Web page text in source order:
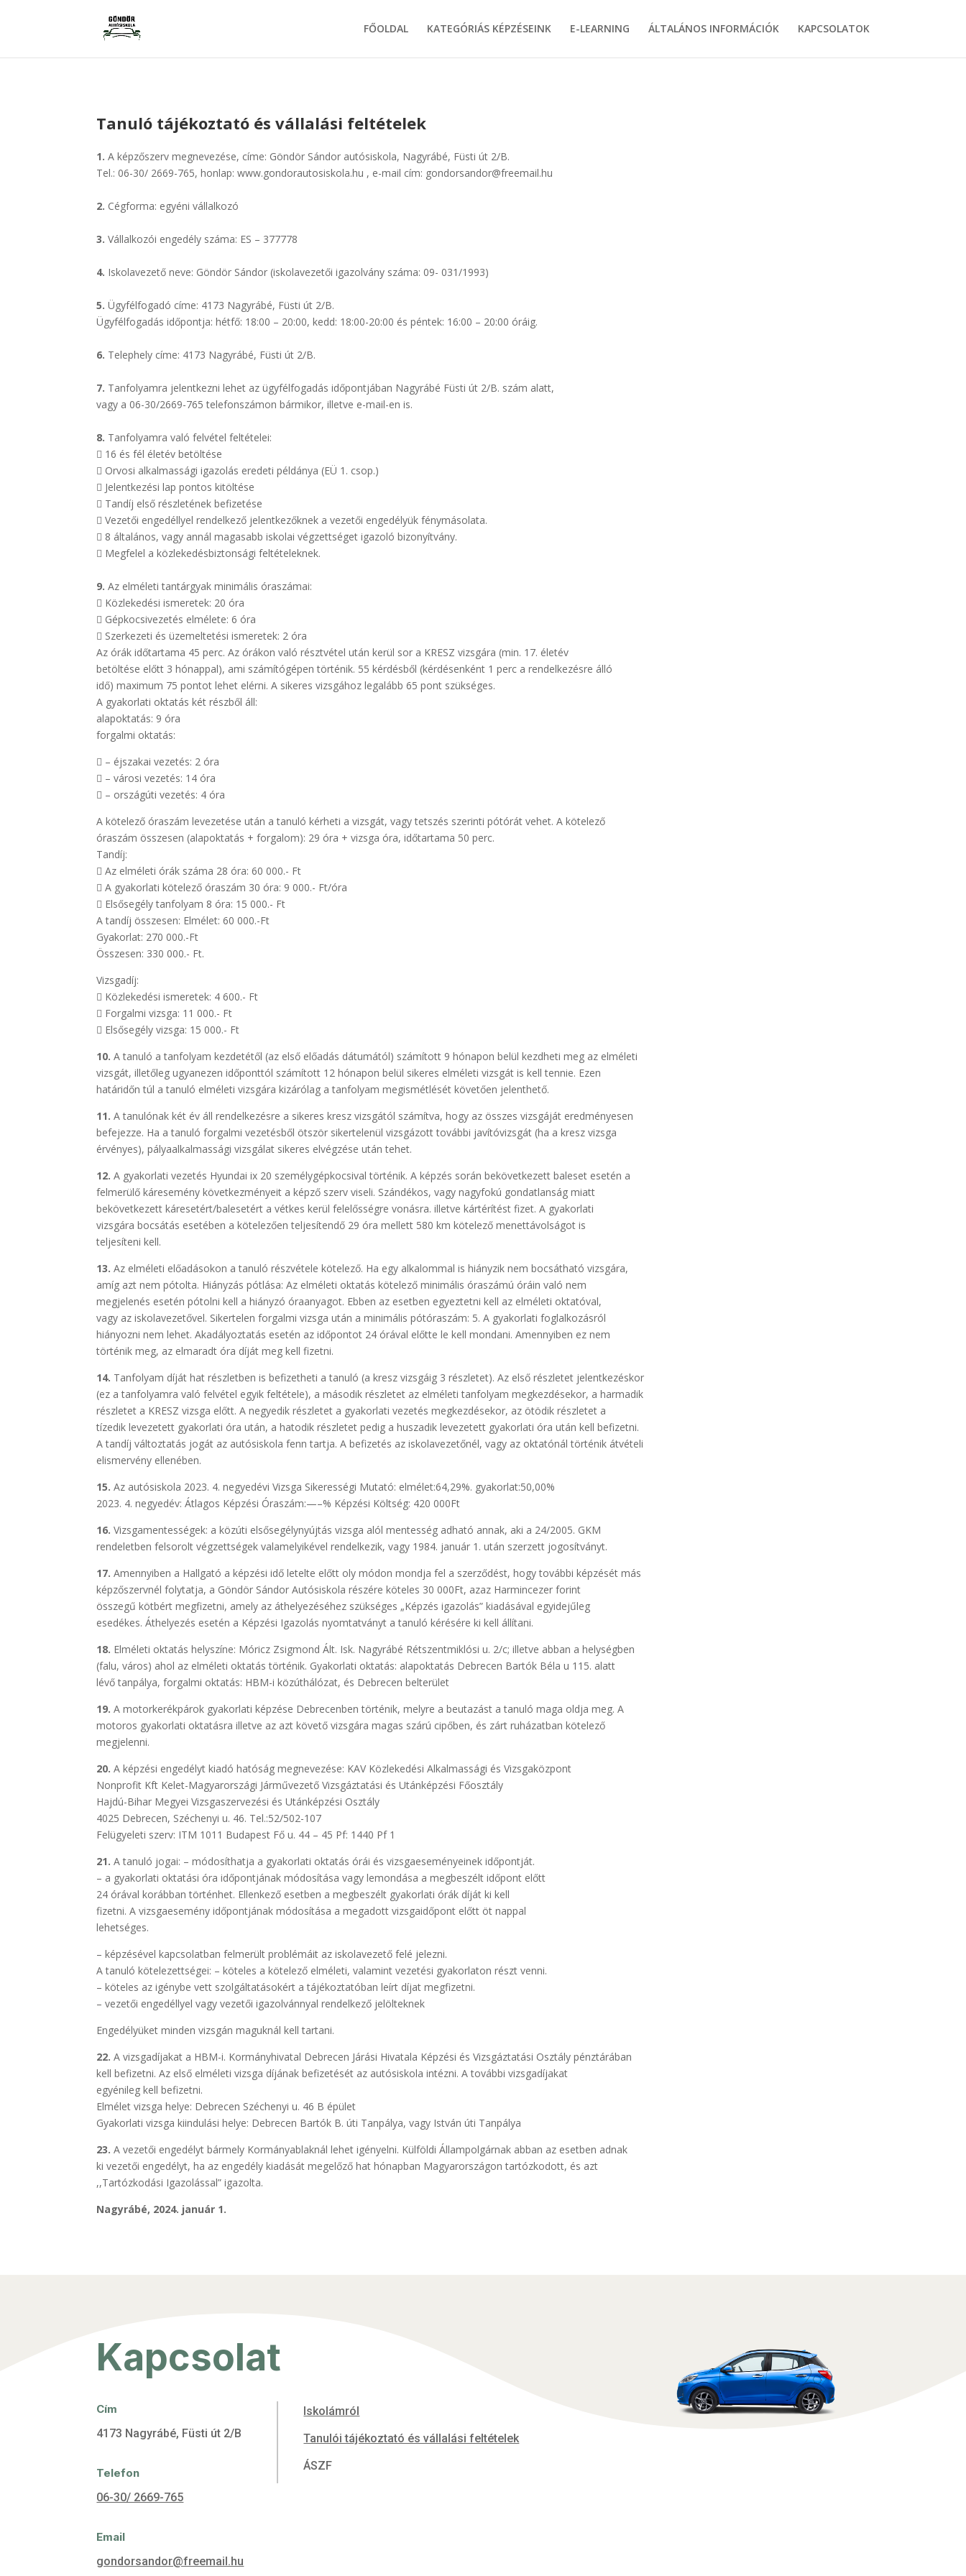
FŐOLDAL KATEGÓRIÁS KÉPZÉSEINK E-LEARNING ÁLTALÁNOS INFORMÁCIÓK KAPCSOLATOK
Tanuló tájékoztató és vállalási feltételek
1. A képzőszerv megnevezése, címe: Göndör Sándor autósiskola, Nagyrábé, Füsti út 2/B.
Tel.: 06-30/ 2669-765, honlap: www.gondorautosiskola.hu , e-mail cím: gondorsandor@freemail.hu
2. Cégforma: egyéni vállalkozó
3. Vállalkozói engedély száma: ES – 377778
4. Iskolavezető neve: Göndör Sándor (iskolavezetői igazolvány száma: 09- 031/1993)
5. Ügyfélfogadó címe: 4173 Nagyrábé, Füsti út 2/B.
Ügyfélfogadás időpontja: hétfő: 18:00 – 20:00, kedd: 18:00-20:00 és péntek: 16:00 – 20:00 óráig.
6. Telephely címe: 4173 Nagyrábé, Füsti út 2/B.
7. Tanfolyamra jelentkezni lehet az ügyfélfogadás időpontjában Nagyrábé Füsti út 2/B. szám alatt,
vagy a 06-30/2669-765 telefonszámon bármikor, illetve e-mail-en is.
8. Tanfolyamra való felvétel feltételei:
 16 és fél életév betöltése
 Orvosi alkalmassági igazolás eredeti példánya (EÜ 1. csop.)
 Jelentkezési lap pontos kitöltése
 Tandíj első részletének befizetése
 Vezetői engedéllyel rendelkező jelentkezőknek a vezetői engedélyük fénymásolata.
 8 általános, vagy annál magasabb iskolai végzettséget igazoló bizonyítvány.
 Megfelel a közlekedésbiztonsági feltételeknek.
9. Az elméleti tantárgyak minimális óraszámai:
 Közlekedési ismeretek: 20 óra
 Gépkocsivezetés elmélete: 6 óra
 Szerkezeti és üzemeltetési ismeretek: 2 óra
Az órák időtartama 45 perc. Az órákon való résztvétel után kerül sor a KRESZ vizsgára (min. 17. életév
betöltése előtt 3 hónappal), ami számítógépen történik. 55 kérdésből (kérdésenként 1 perc a rendelkezésre álló
idő) maximum 75 pontot lehet elérni. A sikeres vizsgához legalább 65 pont szükséges.
A gyakorlati oktatás két részből áll:
alapoktatás: 9 óra
forgalmi oktatás:
 – éjszakai vezetés: 2 óra
 – városi vezetés: 14 óra
 – országúti vezetés: 4 óra
A kötelező óraszám levezetése után a tanuló kérheti a vizsgát, vagy tetszés szerinti pótórát vehet. A kötelező
óraszám összesen (alapoktatás + forgalom): 29 óra + vizsga óra, időtartama 50 perc.
Tandíj:
 Az elméleti órák száma 28 óra: 60 000.- Ft
 A gyakorlati kötelező óraszám 30 óra: 9 000.- Ft/óra
 Elsősegély tanfolyam 8 óra: 15 000.- Ft
A tandíj összesen: Elmélet: 60 000.-Ft
Gyakorlat: 270 000.-Ft
Összesen: 330 000.- Ft.
Vizsgadíj:
 Közlekedési ismeretek: 4 600.- Ft
 Forgalmi vizsga: 11 000.- Ft
 Elsősegély vizsga: 15 000.- Ft
10. A tanuló a tanfolyam kezdetétől (az első előadás dátumától) számított 9 hónapon belül kezdheti meg az elméleti
vizsgát, illetőleg ugyanezen időponttól számított 12 hónapon belül sikeres elméleti vizsgát is kell tennie. Ezen
határidőn túl a tanuló elméleti vizsgára kizárólag a tanfolyam megismétlését követően jelenthető.
11. A tanulónak két év áll rendelkezésre a sikeres kresz vizsgától számítva, hogy az összes vizsgáját eredményesen
befejezze. Ha a tanuló forgalmi vezetésből ötször sikertelenül vizsgázott további javítóvizsgát (ha a kresz vizsga
érvényes), pályaalkalmassági vizsgálat sikeres elvégzése után tehet.
12. A gyakorlati vezetés Hyundai ix 20 személygépkocsival történik. A képzés során bekövetkezett baleset esetén a
felmerülő káresemény következményeit a képző szerv viseli. Szándékos, vagy nagyfokú gondatlanság miatt
bekövetkezett káresetért/balesetért a vétkes kerül felelősségre vonásra. illetve kártérítést fizet. A gyakorlati
vizsgára bocsátás esetében a kötelezően teljesítendő 29 óra mellett 580 km kötelező menettávolságot is
teljesíteni kell.
13. Az elméleti előadásokon a tanuló részvétele kötelező. Ha egy alkalommal is hiányzik nem bocsátható vizsgára,
amíg azt nem pótolta. Hiányzás pótlása: Az elméleti oktatás kötelező minimális óraszámú óráin való nem
megjelenés esetén pótolni kell a hiányzó óraanyagot. Ebben az esetben egyeztetni kell az elméleti oktatóval,
vagy az iskolavezetővel. Sikertelen forgalmi vizsga után a minimális pótóraszám: 5. A gyakorlati foglalkozásról
hiányozni nem lehet. Akadályoztatás esetén az időpontot 24 órával előtte le kell mondani. Amennyiben ez nem
történik meg, az elmaradt óra díját meg kell fizetni.
14. Tanfolyam díját hat részletben is befizetheti a tanuló (a kresz vizsgáig 3 részletet). Az első részletet jelentkezéskor
(ez a tanfolyamra való felvétel egyik feltétele), a második részletet az elméleti tanfolyam megkezdésekor, a harmadik
részletet a KRESZ vizsga előtt. A negyedik részletet a gyakorlati vezetés megkezdésekor, az ötödik részletet a
tízedik levezetett gyakorlati óra után, a hatodik részletet pedig a huszadik levezetett gyakorlati óra után kell befizetni.
A tandíj változtatás jogát az autósiskola fenn tartja. A befizetés az iskolavezetőnél, vagy az oktatónál történik átvételi
elismervény ellenében.
15. Az autósiskola 2023. 4. negyedévi Vizsga Sikerességi Mutató: elmélet:64,29%. gyakorlat:50,00%
2023. 4. negyedév: Átlagos Képzési Óraszám:—–% Képzési Költség: 420 000Ft
16. Vizsgamentességek: a közúti elsősegélynyújtás vizsga alól mentesség adható annak, aki a 24/2005. GKM
rendeletben felsorolt végzettségek valamelyikével rendelkezik, vagy 1984. január 1. után szerzett jogosítványt.
17. Amennyiben a Hallgató a képzési idő letelte előtt oly módon mondja fel a szerződést, hogy további képzését más
képzőszervnél folytatja, a Göndör Sándor Autósiskola részére köteles 30 000Ft, azaz Harmincezer forint
összegű kötbért megfizetni, amely az áthelyezéséhez szükséges „Képzés igazolás” kiadásával egyidejűleg
esedékes. Áthelyezés esetén a Képzési Igazolás nyomtatványt a tanuló kérésére ki kell állítani.
18. Elméleti oktatás helyszíne: Móricz Zsigmond Ált. Isk. Nagyrábé Rétszentmiklósi u. 2/c; illetve abban a helységben
(falu, város) ahol az elméleti oktatás történik. Gyakorlati oktatás: alapoktatás Debrecen Bartók Béla u 115. alatt
lévő tanpálya, forgalmi oktatás: HBM-i közúthálózat, és Debrecen belterület
19. A motorkerékpárok gyakorlati képzése Debrecenben történik, melyre a beutazást a tanuló maga oldja meg. A
motoros gyakorlati oktatásra illetve az azt követő vizsgára magas szárú cipőben, és zárt ruházatban kötelező
megjelenni.
20. A képzési engedélyt kiadó hatóság megnevezése: KAV Közlekedési Alkalmassági és Vizsgaközpont
Nonprofit Kft Kelet-Magyarországi Járművezető Vizsgáztatási és Utánképzési Főosztály
Hajdú-Bihar Megyei Vizsgaszervezési és Utánképzési Osztály
4025 Debrecen, Széchenyi u. 46. Tel.:52/502-107
Felügyeleti szerv: ITM 1011 Budapest Fő u. 44 – 45 Pf: 1440 Pf 1
21. A tanuló jogai: – módosíthatja a gyakorlati oktatás órái és vizsgaeseményeinek időpontját.
– a gyakorlati oktatási óra időpontjának módosítása vagy lemondása a megbeszélt időpont előtt
24 órával korábban történhet. Ellenkező esetben a megbeszélt gyakorlati órák díját ki kell
fizetni. A vizsgaesemény időpontjának módosítása a megadott vizsgaidőpont előtt öt nappal
lehetséges.
– képzésével kapcsolatban felmerült problémáit az iskolavezető felé jelezni.
A tanuló kötelezettségei: – köteles a kötelező elméleti, valamint vezetési gyakorlaton részt venni.
– köteles az igénybe vett szolgáltatásokért a tájékoztatóban leírt díjat megfizetni.
– vezetői engedéllyel vagy vezetői igazolvánnyal rendelkező jelölteknek
Engedélyüket minden vizsgán maguknál kell tartani.
22. A vizsgadíjakat a HBM-i. Kormányhivatal Debrecen Járási Hivatala Képzési és Vizsgáztatási Osztály pénztárában
kell befizetni. Az első elméleti vizsga díjának befizetését az autósiskola intézni. A további vizsgadíjakat
egyénileg kell befizetni.
Elmélet vizsga helye: Debrecen Széchenyi u. 46 B épület
Gyakorlati vizsga kiindulási helye: Debrecen Bartók B. úti Tanpálya, vagy István úti Tanpálya
23. A vezetői engedélyt bármely Kormányablaknál lehet igényelni. Külföldi Állampolgárnak abban az esetben adnak
ki vezetői engedélyt, ha az engedély kiadását megelőző hat hónapban Magyarországon tartózkodott, és azt
,,Tartózkodási Igazolással” igazolta.
Nagyrábé, 2024. január 1.
Kapcsolat
Cím
4173 Nagyrábé, Füsti út 2/B
Telefon
06-30/ 2669-765
Email
gondorsandor@freemail.hu
Iskolámról
Tanulói tájékoztató és vállalási feltételek
ÁSZF